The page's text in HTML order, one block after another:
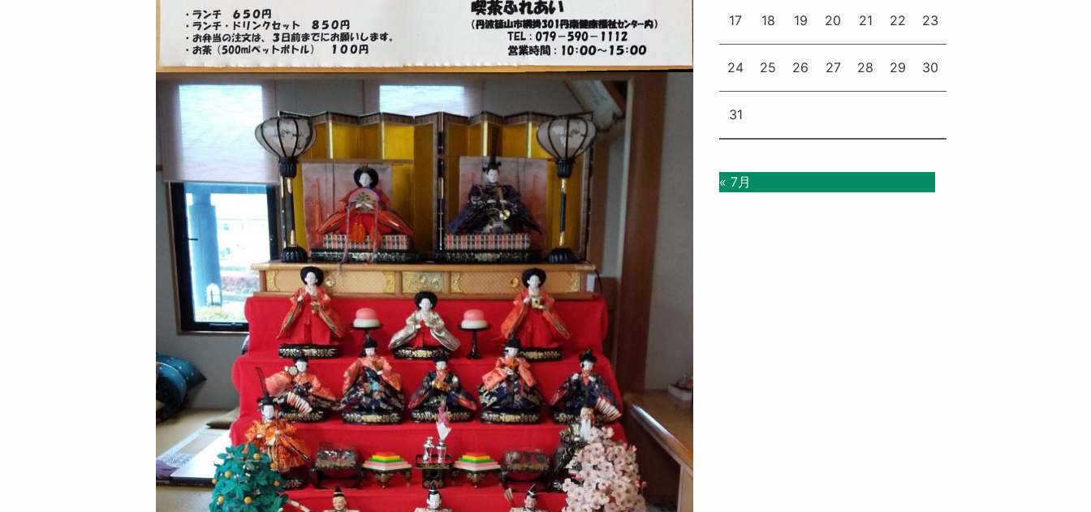
17 18 19 20 21 22 23
24 25 26 27 28 29 30
31
« 7月